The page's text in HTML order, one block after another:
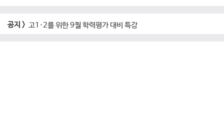
공지 > 고1·2를 위한 9월 학력평가 대비 특강